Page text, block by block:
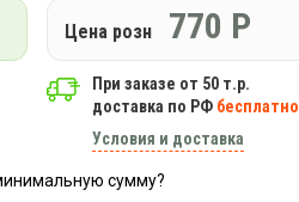
Цена розн 770 Р
При заказе от 50 т.р.
доставка по РФ бесплатно
Условия и доставка
сумму?